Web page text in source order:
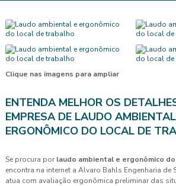
Clique nas imagens para ampliar
ENTENDA MELHOR OS
EMPRESA DE LAUDO
ERGONÔMICO DO LOCAL DE
Se procura por laudo ambiental e ergonômico
encontra na internet a Alvaro Bahls Engenharia de
atua com avaliação ergonômica preliminar das